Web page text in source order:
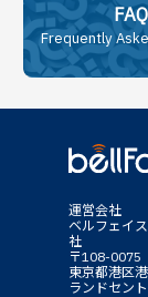
FAQ
Frequently
運営会社
ベルフェイ
社
〒108-0075
東京都港区
ランドセン